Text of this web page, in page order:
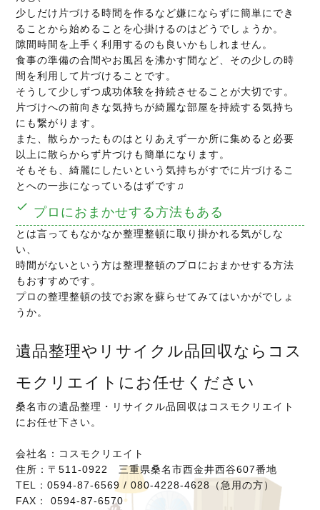
少しだけ片づける時間を作るなど嫌にならずに簡単にでき
ることから始めることを心掛けるのはどうでしょうか。
隙間時間を上手く利用するのも良いかもしれません。
食事の準備の合間やお風呂を沸かす間など、その少しの時
間を利用して片づけることです。
そうして少しずつ成功体験を持続させることが大切です。
片づけへの前向きな気持ちが綺麗な部屋を持続する気持ち
にも繋がります。
また、散らかったものはとりあえず一か所に集めると必要
以上に散らからず片づけも簡単になります。
そもそも、綺麗にしたいという気持ちがすでに片づけるこ
とへの一歩になっているはずです♫
プロにおまかせする方法もある
とは言ってもなかなか整理整頓に取り掛かれる気がしな
い、
時間がないという方は整理整頓のプロにおまかせする方法
もおすすめです。
プロの整理整頓の技でお家を蘇らせてみてはいかがでしょ
うか。
遺品整理やリサイクル品回収ならコス
モクリエイトにお任せください
桑名市の遺品整理・リサイクル品回収はコスモクリエイト
にお任せ下さい。
会社名：コスモクリエイト
住所：〒511-0922 三重県桑名市西金井西谷607番地
TEL：0594-87-6569 / 080-4228-4628（急用の方）
FAX： 0594-87-6570